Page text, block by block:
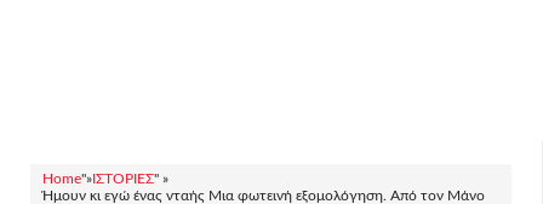
Home"»ΙΣΤΟΡΙΕΣ" »
Ήμουν κι εγώ ένας νταής Μια φωτεινή εξομολόγηση. Από τον Μάνο